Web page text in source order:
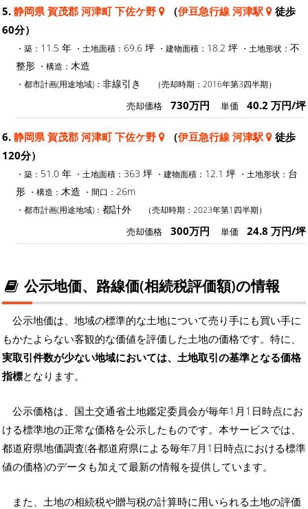
5. 静岡県 賀茂郡 河津町 下佐ケ野 （伊豆急行線 河津駅
徒歩
60分）
・築： 11.5 年 ・土地面積： 69.6 坪 ・建物面積： 18.2 坪 ・土地形状： 不
整形 ・構造： 木造
・都市計画(用途地域)： 非線引き （売却時期：2016年第3四半期）
売却価格 730万円 単価 40.2 万円/坪
6. 静岡県 賀茂郡 河津町 下佐ケ野 （伊豆急行線 河津駅
徒歩
120分）
・築： 51.0 年 ・土地面積： 363 坪 ・建物面積： 12.1 坪 ・土地形状： 台
形 ・構造： 木造 ・間口： 26m
・都市計画(用途地域)： 都計外 （売却時期：2023年第1四半期）
売却価格 300万円 単価 24.8 万円/坪
公示地価、路線価(相続税評価額)の情報
公示地価は、地域の標準的な土地について売り手にも買い手に
もかたよらない客観的な価値を評価した土地の価格です。特に、
実取引件数が少ない地域においては、土地取引の基準となる価格
指標となります。
公示価格は、国土交通省土地鑑定委員会が毎年1月1日時点にお
ける標準地の正常な価格を公示したものです。本サービスでは、
都道府県地価調査(各都道府県による毎年7月1日時点における標準
値の価格)のデータも加えて最新の情報を提供しています。
また、土地の相続税や贈与税の計算時に用いられる土地の評価